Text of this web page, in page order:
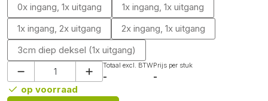
0x ingang, 1x uitgang
1x ingang, 1x uitgang
1x ingang, 2x uitgang
2x ingang, 1x uitgang
3cm diep deksel (1x uitgang)
Totaal excl. BTW
-
Prijs per stuk
-
op voorraad